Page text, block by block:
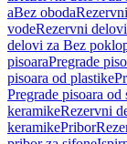
aBez oboda
vodeRezervni
delovi za Bez
pisoaraPregrade
pisoara od plastike
Pregrade pisoara od
keramikeRezervni
keramikePribor